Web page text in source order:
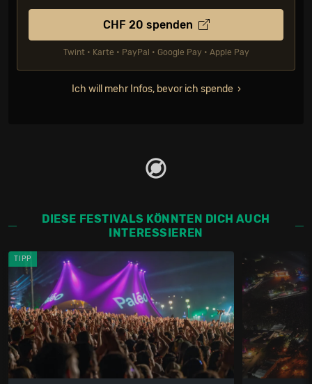
CHF 20 spenden
Twint • Karte • PayPal • Google Pay • Apple Pay
Ich will mehr Infos, bevor ich spende
DIESE FESTIVALS KÖNNTEN DICH AUCH
INTERESSIEREN
TIPP